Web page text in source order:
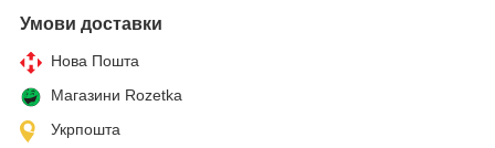
Умови доставки
Нова Пошта
Магазини Rozetka
Укрпошта